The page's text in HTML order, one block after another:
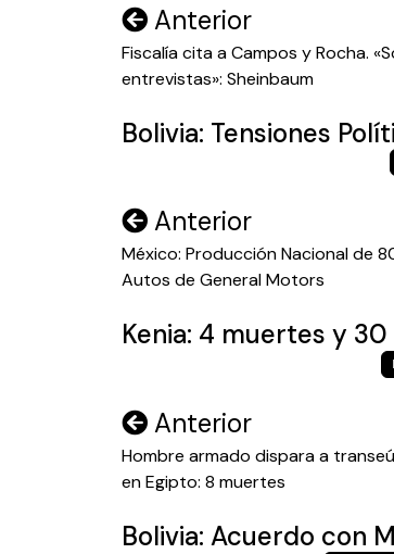
Navegación
de
Anterior
Fiscalía cita a Campos y Rocha.
entrevistas»: Sheinbaum
Bolivia: Tensiones
Navegación
de
Anterior
México: Producción Nacional de
Autos de General Motors
Kenia: 4 muertes y
Navegación
de
entradas
Anterior
Hombre armado dispara a
en Egipto: 8 muertes
Bolivia: Acuerdo con